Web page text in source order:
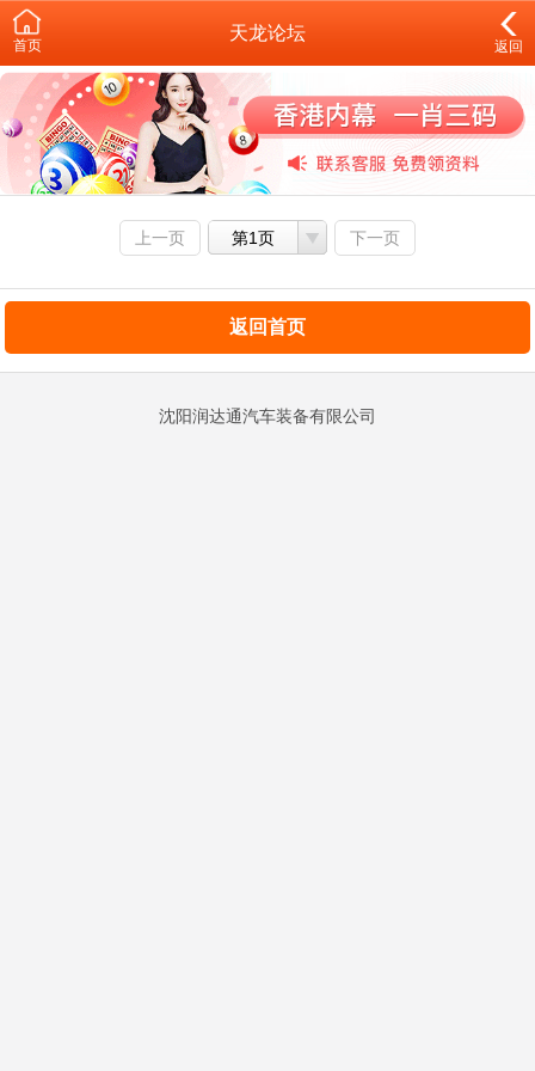
首页
天龙论坛
返回
上一页 第1页 下一页
返回首页
沈阳润达通汽车装备有限公司